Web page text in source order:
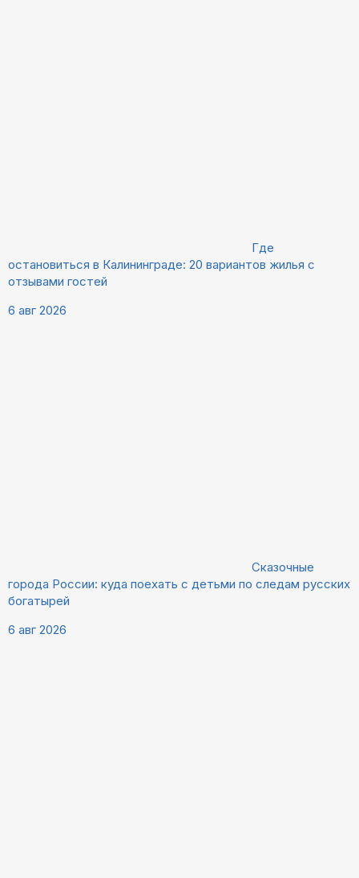
Где
остановиться в Калининграде: 20 вариантов жилья с
отзывами гостей
6 авг 2026
Сказочные
города России: куда поехать с детьми по следам русских
богатырей
6 авг 2026